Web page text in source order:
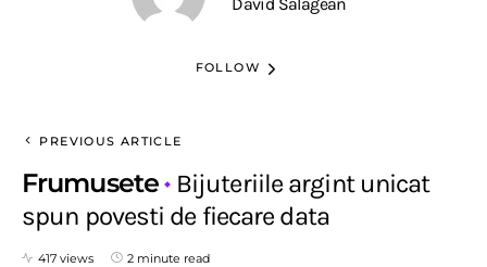
FOLLOW
PREVIOUS ARTICLE
Frumusete
Bijuteriile argint unicat
spun povesti de fiecare data
417 views 2 minute read